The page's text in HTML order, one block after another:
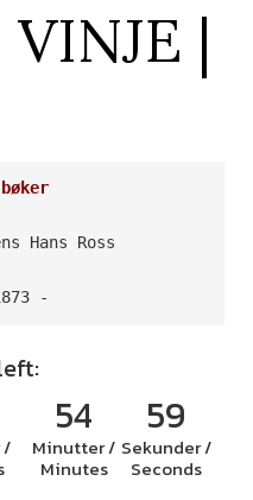
VINJE |
Hans Ross
-
/
54
Minutter /
Minutes
59
Sekunder /
Seconds